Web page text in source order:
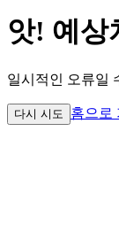
앗! 예상
일시적인 오류일
다시 시도 홈으로